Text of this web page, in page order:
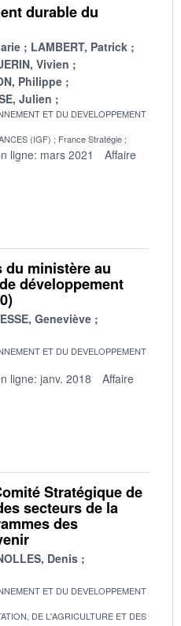
durable du
LAMBERT, Patrick
Vivien
Philippe
Julien
ET DU DEVELOPPEMENT
(IGF)
France Stratégie
ligne: mars 2021
Affaire
du ministère au
développement
Geneviève
ET DU DEVELOPPEMENT
ligne: janv. 2018
Affaire
Stratégique de
secteurs de la
des
Denis
ET DU DEVELOPPEMENT
DE L'AGRICULTURE ET DES